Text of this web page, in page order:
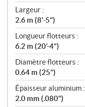
Largeur :
2.6 m (8'-5")
Longueur flotteurs :
6.2 m (20’-4”)
Diamètre flotteurs :
0.64 m (25”)
Épaisseur aluminium :
2.0 mm (.080")